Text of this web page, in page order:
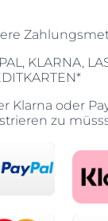
KLARNA,
Klarna oder
zu